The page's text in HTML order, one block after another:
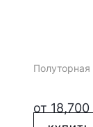
от 18,700